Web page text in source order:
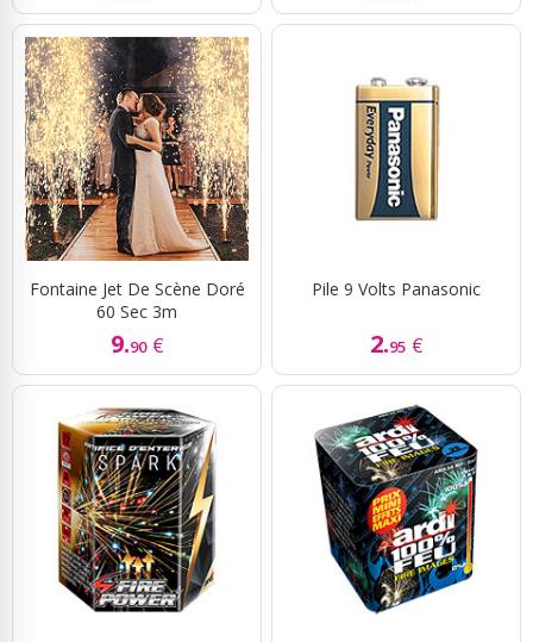
Fontaine Jet De Scène Doré
60 Sec 3m
9.90 €
Pile 9 Volts Panasonic
2.95 €